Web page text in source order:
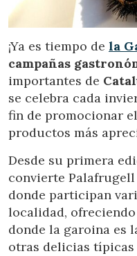
CA
¡Ya es tiempo de la
campañas
importantes de
se celebra cada
fin de promocionar el
productos más
Desde su primera
convierte
donde participan
localidad,
donde la garoina es
otras delicias típicas